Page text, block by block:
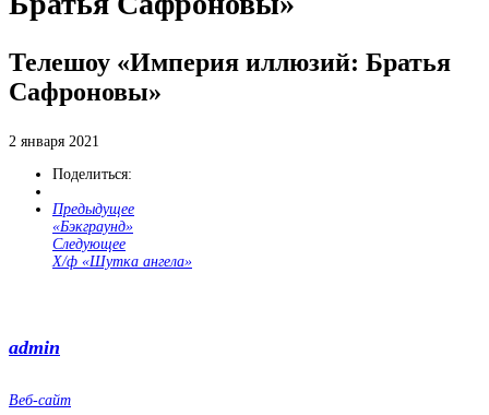
Телешоу «Империя иллюзий: Братья
Сафроновы»
2 января 2021
Поделиться:
Предыдущее
«Бэкграунд»
Следующее
Х/ф «Шутка ангела»
admin
Веб-сайт